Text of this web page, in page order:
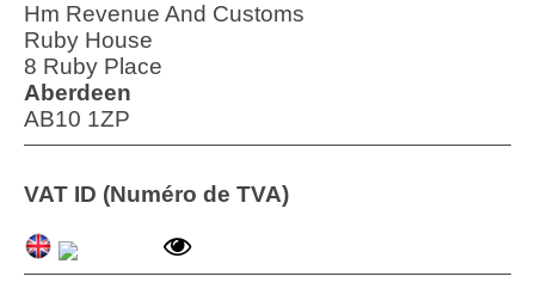
Hm Revenue And Customs
Ruby House
8 Ruby Place
Aberdeen
AB10 1ZP
VAT ID (Numéro de TVA)